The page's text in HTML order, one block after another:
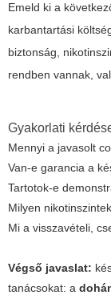
Emeld ki a
karbantartási
biztonság,
rendben vannak,
Gyakorlati
Mennyi a javasolt
Van-e garancia a
Tartotok-e
Milyen
Mi a visszavételi,
Végső javaslat:
tanácsokat: a